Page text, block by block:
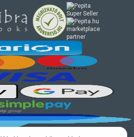
marketplace
partner